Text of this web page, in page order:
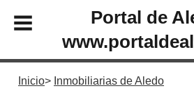
Portal de
Inicio Inmobiliarias de Aledo